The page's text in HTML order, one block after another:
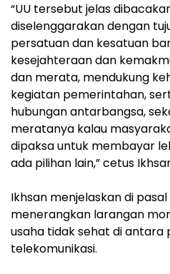
“UU tersebut jelas
diselenggarakan dengan
persatuan dan kesatuan
kesejahteraan dan
dan merata, mendukung
kegiatan pemerintahan,
hubungan antarbangsa,
meratanya kalau
dipaksa untuk membayar
ada pilihan lain,” cetus
Ikhsan menjelaskan di
menerangkan larangan
usaha tidak sehat di antara
telekomunikasi.